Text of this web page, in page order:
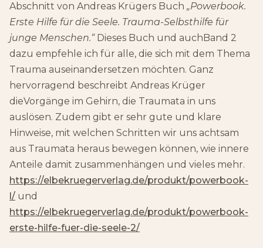
Abschnitt von Andreas Krügers Buch „Powerbook.
Erste Hilfe für die Seele. Trauma-Selbsthilfe für
junge Menschen.“ Dieses Buch und auchBand 2
dazu empfehle ich für alle, die sich mit dem Thema
Trauma auseinandersetzen möchten. Ganz
hervorragend beschreibt Andreas Krüger
dieVorgänge im Gehirn, die Traumata in uns
auslösen. Zudem gibt er sehr gute und klare
Hinweise, mit welchen Schritten wir uns achtsam
aus Traumata heraus bewegen können, wie innere
Anteile damit zusammenhängen und vieles mehr.
https://elbekruegerverlag.de/produkt/powerbook-
l/ und
https://elbekruegerverlag.de/produkt/powerbook-
erste-hilfe-fuer-die-seele-2/